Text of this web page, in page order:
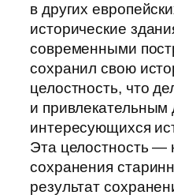
в других
исторические
современными
сохранил свою
целостность, что
и привлекательным
интересующихся
Эта целостность —
сохранения
результат